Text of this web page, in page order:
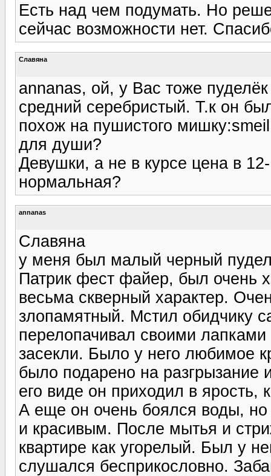
Есть над чем подумать. Но
сейчас возможности нет.
Славяна
annanas, ой, у Вас тоже
средний серебристый. Т.к он
похож на пушистого
для души?
Девушки, а не в курсе цена в
нормальная?
annanas
Славяна
у меня был малый черный
Патрик фест файер, был очень
весьма скверный характер.
злопамятный. Мстил обидчику
перелопачивал своими
засекли. Было у него любимое
было подарено на разгрызание
его виде он приходил в ярость,
А еще он очень боялся воды,
и красивым. После мытья и
квартире как угорелый. Был у
слушался бесприкословно.